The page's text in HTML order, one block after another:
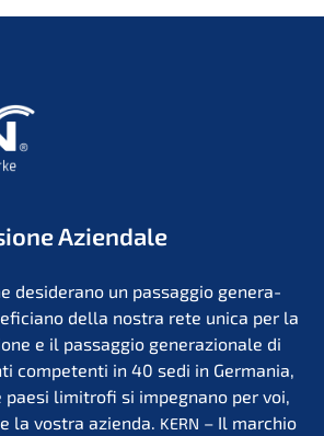
Aziendale
deside­r­ano un passag­gio genera­
della nostra rete unica per la
e il passag­gio genera­zio­na­le di
compe­ten­ti in 40 sedi in Germa­nia,
paesi limit­ro­fi si impegna­no per voi,
la vostra azien­da. KERN – Il marchio